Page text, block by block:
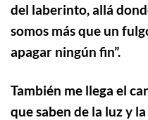
del laberinto, allá
somos más que un
apagar ningún fin”.
También me llega el
que saben de la luz y